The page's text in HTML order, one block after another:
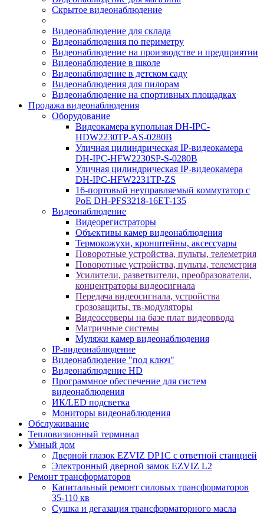
Скрытое видеонаблюдение
Видеонаблюдение для склада
Видеонаблюдения по периметру
Видеонаблюдение на производстве и предприятии
Видеонаблюдение в школе
Видеонаблюдение в детском саду
Видеонаблюдения для пилорам
Видеонаблюдение на спортивных площадках
Продажа видеонаблюдения
Оборудование
Видеокамера купольная DH-IPC-
HDW2230TP-AS-0280B
Уличная цилиндрическая IP-видеокамера
DH-IPC-HFW2230SP-S-0280B
Уличная цилиндрическая IP-видеокамера
DH-IPC-HFW2231TP-ZS
16-портовый неуправляемый коммутатор с
РоЕ DH-PFS3218-16ET-135
Видеонаблюдение
Видеорегистраторы
Объективы камер видеонаблюдения
Термокожухи, кронштейны, аксессуары
Поворотные устройства, пульты, телеметрия
Поворотные устройства, пульты, телеметрия
Усилители, разветвители, преобразователи,
концентраторы видеосигнала
Передача видеосигнала, устройства
грозозащиты, тв-модуляторы
Видеосерверы на базе плат видеоввода
Матричные системы
Муляжи камер видеонаблюдения
IP-видеонаблюдение
Видеонаблюдение "под ключ"
Видеонаблюдение HD
Программное обеспечение для систем
видеонаблюдения
ИК/LED подсветка
Мониторы видеонаблюдения
Обслуживание
Тепловизионный терминал
Умный дом
Дверной глазок EZVIZ DP1C с ответной станцией
Электронный дверной замок EZVIZ L2
Ремонт трансформаторов
Капитальный ремонт силовых трансформаторов
35-110 кв
Сушка и дегазация трансформаторного масла